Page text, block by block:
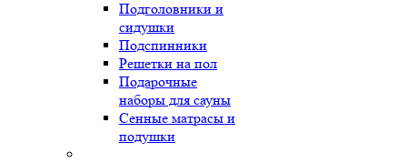
Подголовники и
сидушки
Подспинники
Решетки на пол
Подарочные
наборы для сауны
Сенные матрасы и
подушки